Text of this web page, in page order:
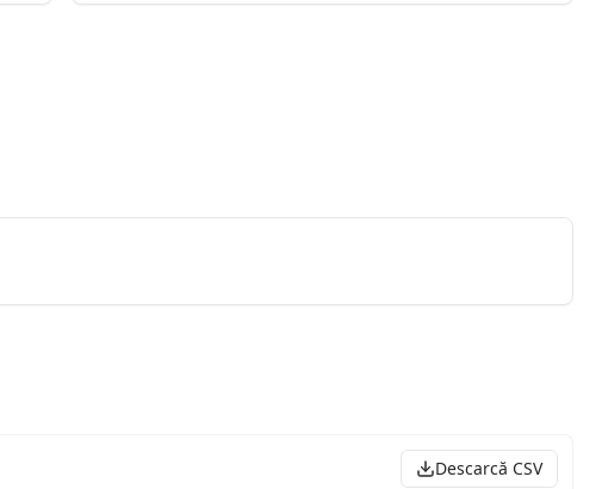
Descarcă CSV